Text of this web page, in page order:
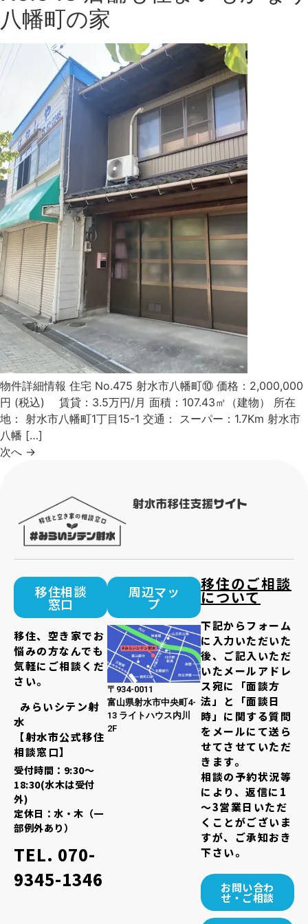
八幡町の家
物件詳細情報 住宅 No.475 射水市八幡町⑩ 価格：2,000,000
円 (税込) 賃貸：3.5万円/月 面積：107.43㎡（建物） 所在
地： 射水市八幡町1丁目15-1 交通： スーパー：1.7Km 射水市
八幡 […]
次へ →
移住相談
窓口
移住、空き家でお
悩みの方なんでも
気軽にご相談くだ
さい。
みらいシテン射
水
【射水市公式移住
相談窓口】
受付時間：9:30～
18:30(水木は受付
外)
定休日：水・木（一
部例外あり）
TEL. 070-
9345-1346
周辺マッ
プ
〒934-0011
富山県射水市中央町4-
13 ライトハウス内川
2F
移住のご相談
について
下記からフォーム
に入力いただいた
後、ご記入いただ
いたメールアドレ
ス宛に「面談方
法」と「面談日
時」に関する質問
をメールにて送ら
せてさせていただ
きます。
相談の予約状況等
により、返信に1
～3営業日いただ
くことがございま
すが、ご承知おき
下さい。
お問い合わ
せ・ご相談